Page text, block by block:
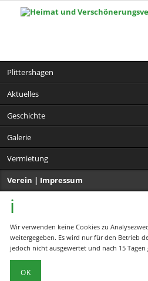
Navigation
überspringen
Plittershagen
Aktuelles
Geschichte
Galerie
Vermietung
Verein | Impressum
Wir verwenden keine Cookies zu
weitergegeben. Es wird nur für den Betrieb
jedoch nicht ausgewertet und nach 15
OK